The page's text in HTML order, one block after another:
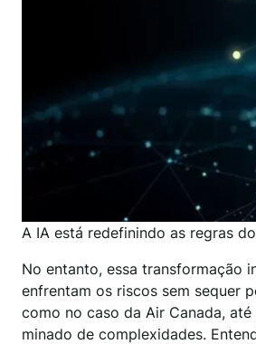
A IA está redefinindo as regras
No entanto, essa transformação
enfrentam os riscos sem sequer
como no caso da Air Canada,
minado de complexidades.